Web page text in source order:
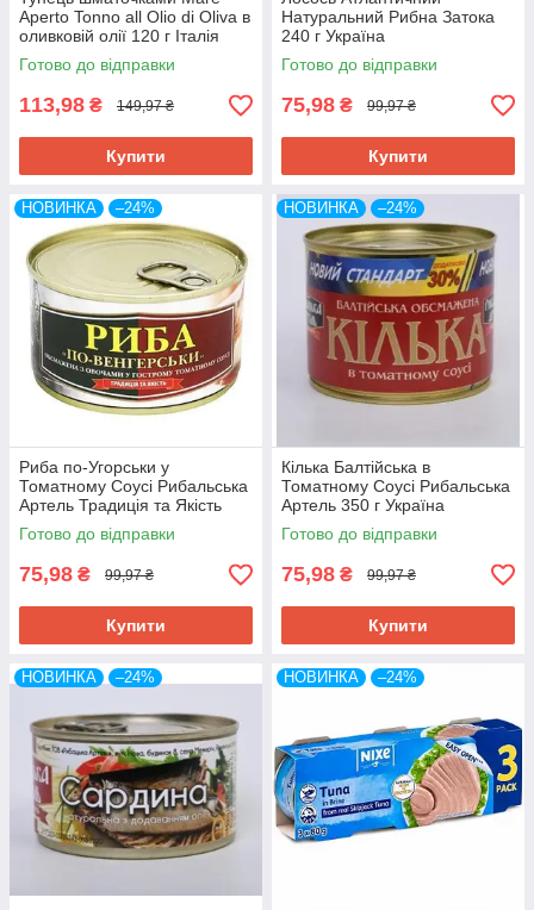
Aperto Tonno all Olio di Oliva в
оливковій олії 120 г Італія
Готово до відправки
113,98 ₴ 149,97 ₴
Купити
Натуральний Рибна Затока
240 г Україна
Готово до відправки
75,98 ₴ 99,97 ₴
Купити
НОВИНКА –24%
Риба по-Угорськи у
Томатному Соусі Рибальська
Артель Традиція та Якість
240 г Україна
Готово до відправки
75,98 ₴ 99,97 ₴
Купити
НОВИНКА –24%
Кілька Балтійська в
Томатному Соусі Рибальська
Артель 350 г Україна
Готово до відправки
75,98 ₴ 99,97 ₴
Купити
НОВИНКА –24% НОВИНКА –24%